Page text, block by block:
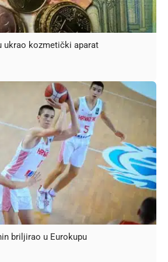
ukrao kozmetički aparat
briljirao u Eurokupu